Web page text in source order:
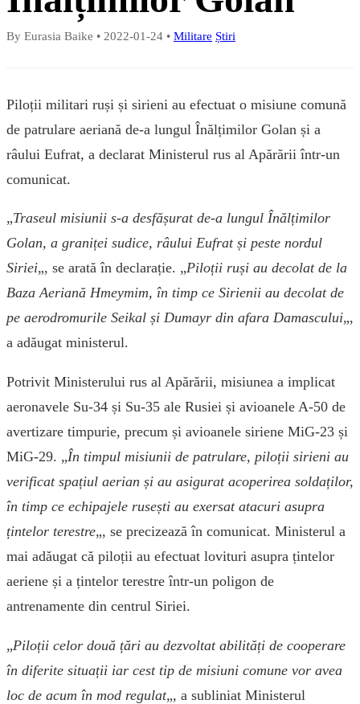
By Eurasia Baike • 2022-01-24 • Militare Știri
Piloții militari ruși și sirieni au efectuat o misiune comună
de patrulare aeriană de-a lungul Înălțimilor Golan și a
râului Eufrat, a declarat Ministerul rus al Apărării într-un
comunicat.
„Traseul misiunii s-a desfășurat de-a lungul Înălțimilor
Golan, a graniței sudice, râului Eufrat și peste nordul
Siriei„, se arată în declarație. „Piloții ruși au decolat de la
Baza Aeriană Hmeymim, în timp ce Sirienii au decolat de
pe aerodromurile Seikal și Dumayr din afara Damascului„,
a adăugat ministerul.
Potrivit Ministerului rus al Apărării, misiunea a implicat
aeronavele Su-34 și Su-35 ale Rusiei și avioanele A-50 de
avertizare timpurie, precum și avioanele siriene MiG-23 și
MiG-29. „În timpul misiunii de patrulare, piloții sirieni au
verificat spațiul aerian și au asigurat acoperirea soldaților,
în timp ce echipajele rusești au exersat atacuri asupra
țintelor terestre„, se precizează în comunicat. Ministerul a
mai adăugat că piloții au efectuat lovituri asupra țintelor
aeriene și a țintelor terestre într-un poligon de
antrenamente din centrul Siriei.
„Piloții celor două țări au dezvoltat abilități de cooperare
în diferite situații iar cest tip de misiuni comune vor avea
loc de acum în mod regulat„, a subliniat Ministerul